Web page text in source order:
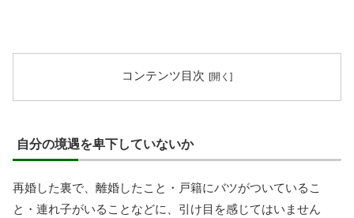
コンテンツ目次
自分の境遇を卑下していないか
再婚した裏で、離婚したこと・戸籍にバツがついているこ
と・連れ子がいることなどに、引け目を感じてはいません